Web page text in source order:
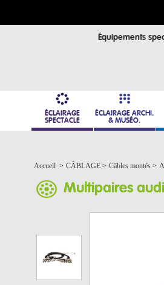
Équipements
ÉCLAIRAGE
SPECTACLE
ÉCLAIRAGE ARCHI.
& MUSÉO.
Accueil > CÂBLAGE > Câbles montés >
Multipaires